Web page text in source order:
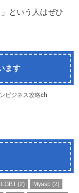
という人はぜひ
ます
LGBT (2) Myasp (2)